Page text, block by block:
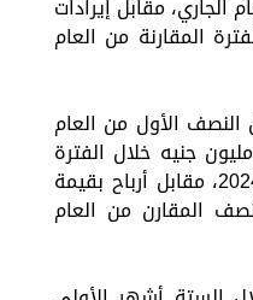
مقابل إيرادات
الفترة المقارنة من العام
الأول من العام
الجاري، أرباحاً بلغت 167.61 مليون جنيه خلال الفترة
من يناير حتى نهاية يونيو 2024، مقابل أرباح بقيمة
المقارن من العام